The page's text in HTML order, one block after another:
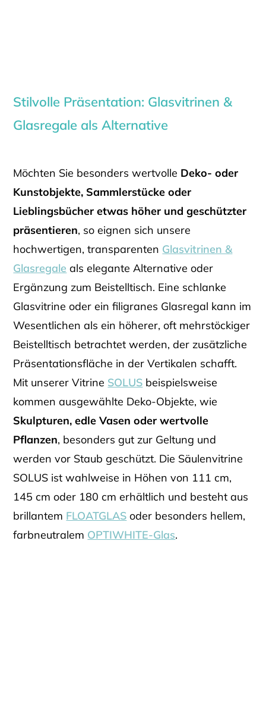
Stilvolle Präsentation: Glasvitrinen &
Glasregale als Alternative
Möchten Sie besonders wertvolle Deko- oder
Kunstobjekte, Sammlerstücke oder
Lieblingsbücher etwas höher und geschützter
präsentieren, so eignen sich unsere
hochwertigen, transparenten Glasvitrinen &
Glasregale als elegante Alternative oder
Ergänzung zum Beistelltisch. Eine schlanke
Glasvitrine oder ein filigranes Glasregal kann im
Wesentlichen als ein höherer, oft mehrstöckiger
Beistelltisch betrachtet werden, der zusätzliche
Präsentationsfläche in der Vertikalen schafft.
Mit unserer Vitrine SOLUS beispielsweise
kommen ausgewählte Deko-Objekte, wie
Skulpturen, edle Vasen oder wertvolle
Pflanzen, besonders gut zur Geltung und
werden vor Staub geschützt. Die Säulenvitrine
SOLUS ist wahlweise in Höhen von 111 cm,
145 cm oder 180 cm erhältlich und besteht aus
brillantem FLOATGLAS oder besonders hellem,
farbneutralem OPTIWHITE-Glas.